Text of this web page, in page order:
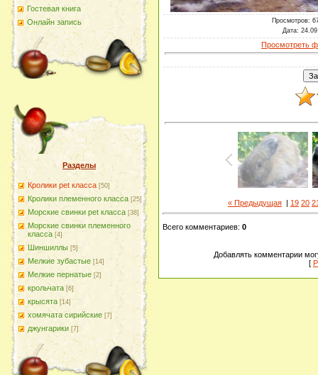
Гостевая книга
Онлайн запись
Разделы
Кролики pet класса [50]
Кролики племенного класса [25]
Морские свинки pet класса [38]
Морские свинки племенного
класса [4]
Шиншиллы [5]
Мелкие зубастые [14]
Мелкие пернатые [2]
крольчата [6]
крысята [14]
хомячата сирийские [7]
джунгарики [7]
Просмотров:
Дата:
Просмотреть
« Предыдущая | 19 20
Всего комментариев: 0
Добавлять комментарии
[